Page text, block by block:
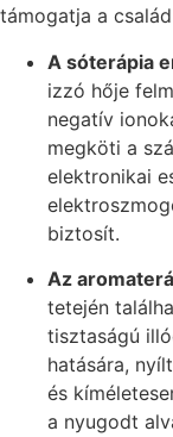
támogatja a
A sóterápia
izzó hője
negatív
megköti a
elektronikai
biztosít.
Az
tetején
tisztaságú
hatására,
és
a nyugodt